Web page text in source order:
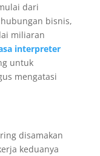
dari
bisnis,
miliaran
interpreter
untuk
mengatasi
disamakan
keduanya